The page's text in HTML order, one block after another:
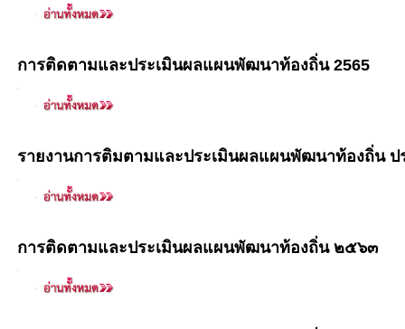
การติดตามและประเมินผลแผนพัฒนาท้องถิ่น 2565
รายงานการติมตามและประเมินผลแผนพัฒนาท้องถิ่น ป
การติดตามและประเมินผลแผนพัฒนาท้องถิ่น ๒๕๖๓